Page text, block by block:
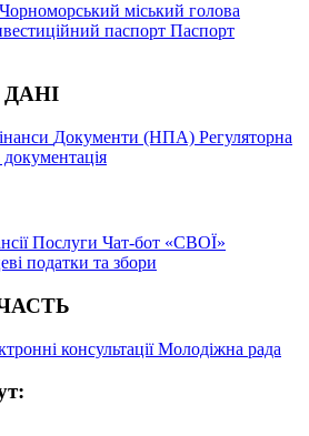
Чорноморський міський голова
паспорт Паспорт
Документи (НПА) Регуляторна
документація
Послуги Чат-бот «СВОЇ»
податки та збори
консультаціїМолодіжна рада